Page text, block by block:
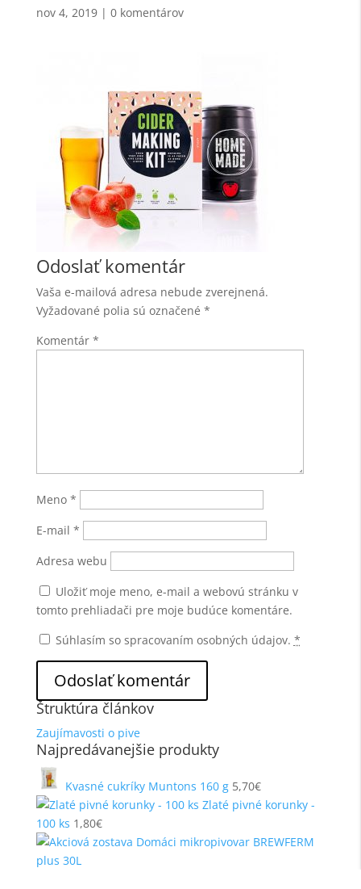
nov 4, 2019| 0 komentárov
Odoslať komentár
Vaša e-mailová adresa nebude zverejnená.
Vyžadované polia sú označené *
Komentár *
Meno *
E-mail *
Adresa webu
Uložiť moje meno, e-mail a webovú stránku v
tomto prehliadači pre moje budúce komentáre.
Súhlasím so spracovaním osobných údajov. *
Štruktúra článkov
Zaujímavosti o pive
Najpredávanejšie produkty
Kvasné cukríky Muntons 160 g 5,70€
Zlaté pivné korunky -
100 ks 1,80€